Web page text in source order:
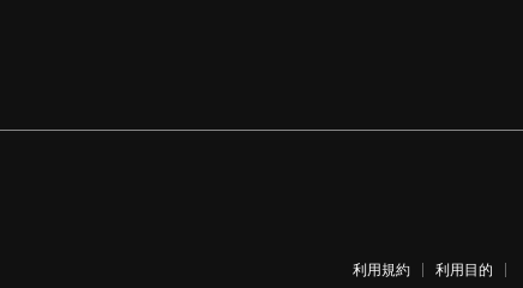
利用規約 利用目的